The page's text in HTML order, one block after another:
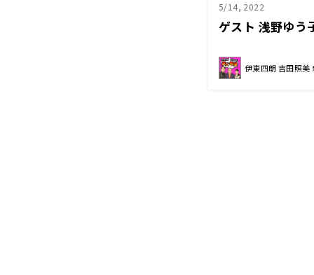
5/14, 2022
ゲスト 浅野ゆう
伊東四朗 吉田照美